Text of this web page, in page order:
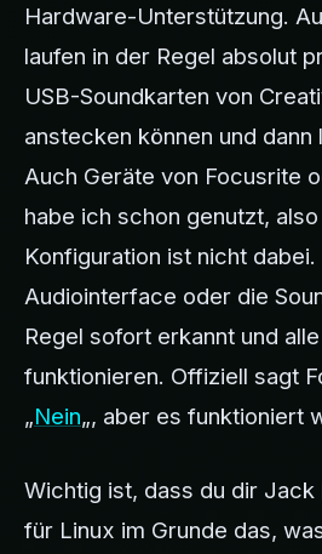
Hardware-Unterstützung.
laufen in der Regel absolut
USB-Soundkarten von
anstecken können und dann
Auch Geräte von Focusrite
habe ich schon genutzt,
Konfiguration ist nicht dabei.
Audiointerface oder die
Regel sofort erkannt und
funktionieren. Offiziell sagt
„Nein„, aber es funktioniert
Wichtig ist, dass du dir
für Linux im Grunde das,